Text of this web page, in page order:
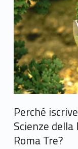
r
s
o
d
i
L
a
Perché
Scienze
Roma Tre?